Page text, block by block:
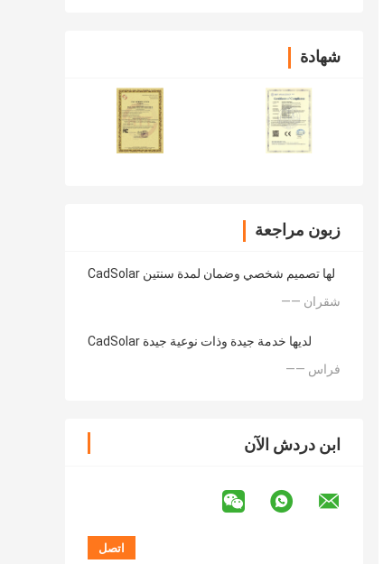
شهادة
زبون مراجعة
CadSolar لها تصميم شخصي وضمان لمدة سنتين
—— شقران
CadSolar لديها خدمة جيدة وذات نوعية جيدة
—— فراس
ابن دردش الآن